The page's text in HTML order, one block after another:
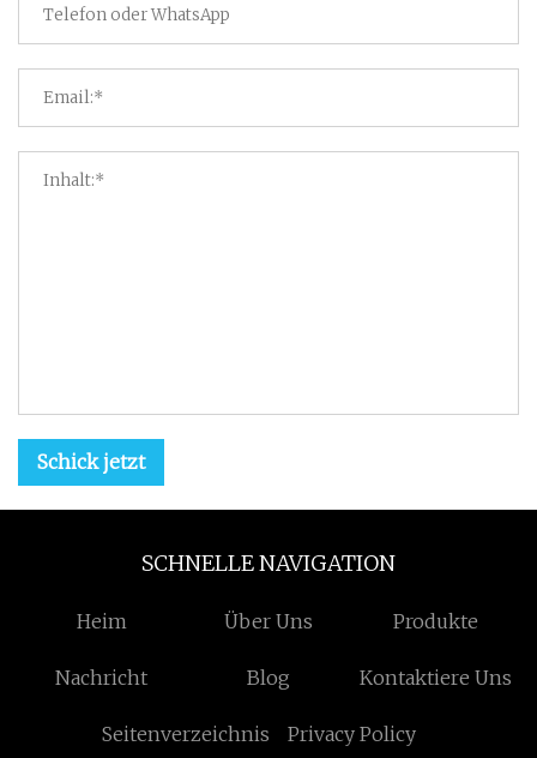
Schick jetzt
SCHNELLE NAVIGATION
Heim Über Uns Produkte
Nachricht Blog Kontaktiere Uns
Seitenverzeichnis Privacy Policy